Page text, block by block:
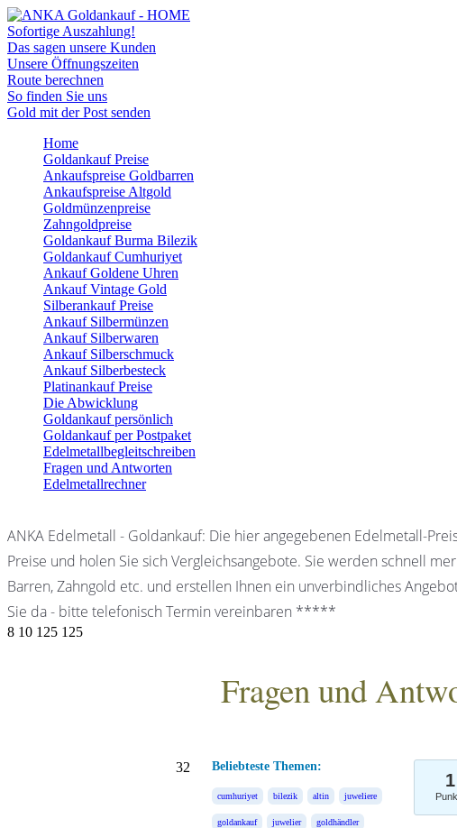
Sofortige Auszahlung!
Das sagen unsere Kunden
Unsere Öffnungszeiten
Route berechnen
So finden Sie uns
Gold mit der Post senden
Home
Goldankauf Preise
Ankaufspreise Goldbarren
Ankaufspreise Altgold
Goldmünzenpreise
Zahngoldpreise
Goldankauf Burma Bilezik
Goldankauf Cumhuriyet
Ankauf Goldene Uhren
Ankauf Vintage Gold
Silberankauf Preise
Ankauf Silbermünzen
Ankauf Silberwaren
Ankauf Silberschmuck
Ankauf Silberbesteck
Platinankauf Preise
Die Abwicklung
Goldankauf persönlich
Goldankauf per Postpaket
Edelmetallbegleitschreiben
Fragen und Antworten
Edelmetallrechner
ANKA Edelmetall - Goldankauf: Die hier angegebenen Edelmetall-
Preise und holen Sie sich Vergleichsangebote. Sie werden schnell
Barren, Zahngold etc. und erstellen Ihnen ein unverbindliches
Sie da - bitte telefonisch Termin vereinbaren *****
8 10 125 125
Fragen und
Beliebteste Themen:
cumhuriyet bilezik altin juweliere
goldankauf juwelier goldhändler
1
32